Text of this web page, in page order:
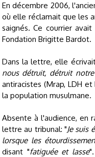
En décembre 2006,
où elle réclamait que les
saignés. Ce courrier
Fondation Brigitte Bardot.
Dans la lettre, elle
nous détruit, détruit
antiracistes (Mrap, LDH
la population musulmane.
Absente à l'audience, en
lettre au tribunal: "Je suis
lorsque les
disant "fatiguée et lasse